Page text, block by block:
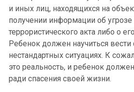
и иных лиц, находящихся на
получении информации об
террористического акта либо о
Ребенок должен научиться
нестандартных ситуациях. К
это реальность, и ребенок
ради спасения своей жизни.